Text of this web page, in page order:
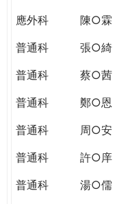
e
應外科
陳○霖
普通科
張○綺
普通科
蔡○茜
普通科
鄭○恩
普通科
周○安
普通科
許○庠
普通科
湯○儒